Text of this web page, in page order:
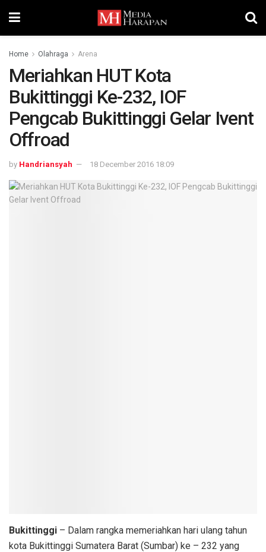
Home Olahraga Arena
Meriahkan HUT Kota
Bukittinggi Ke-232, IOF
Pengcab Bukittinggi Gelar Ivent
Offroad
by Handriansyah 18 December 2016 18:09
Bukittinggi – Dalam rangka memeriahkan hari ulang tahun
kota Bukittinggi Sumatera Barat (Sumbar) ke – 232 yang